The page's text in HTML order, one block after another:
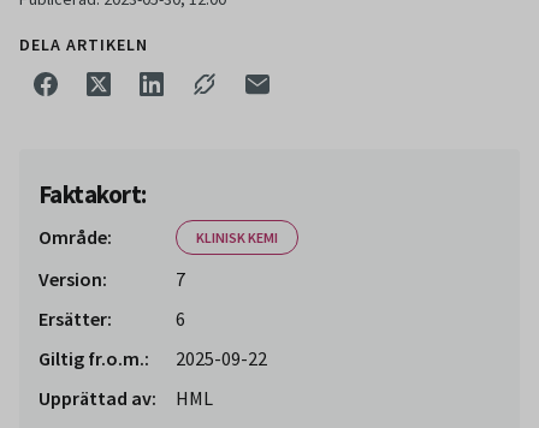
DELA ARTIKELN
Faktakort:
Område: KLINISK KEMI
Version:
7
Ersätter:
6
Giltig fr.o.m.:
2025-09-22
Upprättad av:
HML